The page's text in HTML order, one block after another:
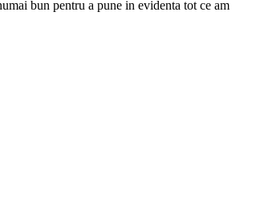
bun pentru a pune in evidenta tot ce am